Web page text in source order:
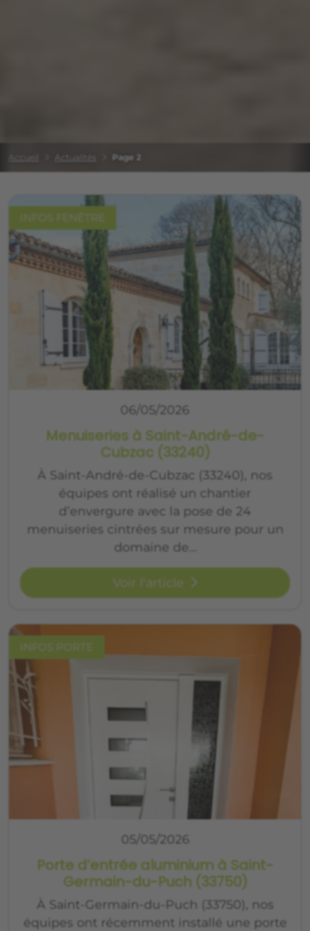
Actualités Page 2
06/05/2026
Menuiseries à Saint-André-de-
Cubzac (33240)
À Saint-André-de-Cubzac (33240), nos
équipes ont réalisé un chantier
d’envergure avec la pose de 24
menuiseries cintrées sur mesure pour un
domaine de…
Voir l'article
INFOS FENÊTRE
05/05/2026
Porte d’entrée aluminium à Saint-
Germain-du-Puch (33750)
À Saint-Germain-du-Puch (33750), nos
équipes ont récemment installé une porte
INFOS PORTE